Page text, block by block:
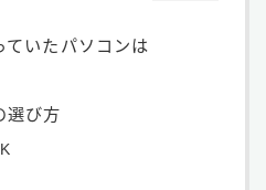
ていたパソコンは
選び方